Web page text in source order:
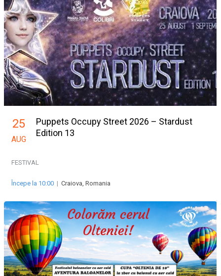
25
AUG
Puppets Occupy Street 2026 – Stardust
Edition 13
FESTIVAL
Începe la 10:00 | Craiova, Romania